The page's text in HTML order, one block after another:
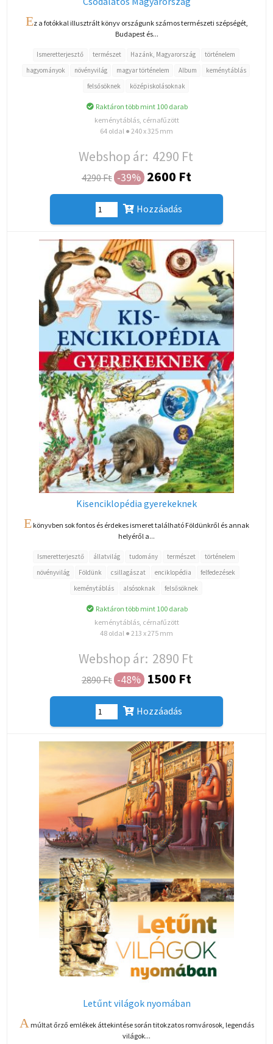
Ez a fotókkal illusztrált könyv országunk számos természeti szépségét,
Budapest és...
Ismeretterjesztő természet Hazánk, Magyarország
történelem
hagyományok
növényvilág magyar történelem Album
keménytáblás
felsősöknek
középiskolásoknak
Raktáron több mint 100 darab
keménytáblás, cérnafűzött
64 oldal ● 240 x 325 mm
Webshop ár: 4290 Ft
4290 Ft -39% 2600 Ft
Hozzáadás
Kisenciklopédia gyerekeknek
E könyvben sok fontos és érdekes ismeret található Földünkről és annak
helyéről a...
Ismeretterjesztő állatvilág tudomány természet
történelem
növényvilág
Földünk csillagászat enciklopédia
felfedezések
keménytáblás
alsósoknak felsősöknek
Raktáron több mint 100 darab
keménytáblás, cérnafűzött
48 oldal ● 213 x 275 mm
Webshop ár: 2890 Ft
2890 Ft -48% 1500 Ft
Hozzáadás
Letűnt világok nyomában
A múltat őrző emlékek áttekintése során titokzatos romvárosok, legendás
világok...